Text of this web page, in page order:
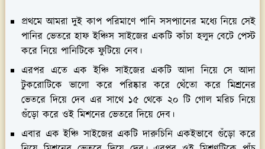
প্রথমে আমরা দুই কাপ পরিমাণে পানি সসপ্যানের মধ্যে নিয়ে সেই
পানির ভেতরে হাফ ইঞ্চিস সাইজের একটি কাঁচা হলুদ বেটে পেস্ট
করে নিয়ে পানিটিকে ফুটিয়ে নেব।
এরপর এতে এক ইঞ্চি সাইজের একটি আদা নিয়ে সে আদা
টুকরোটিকে ভালো করে পরিষ্কার করে থেঁতো করে মিশ্রনের
ভেতরে দিয়ে দেব এর সাথে ১৫ থেকে ২০ টি গোল মরিচ নিয়ে
গুঁড়ো করে ওই মিশনের ভেতরে দিয়ে দেব।
এবার এক ইঞ্চি সাইজের একটি দারুচিনি একইভাবে গুঁড়ো করে